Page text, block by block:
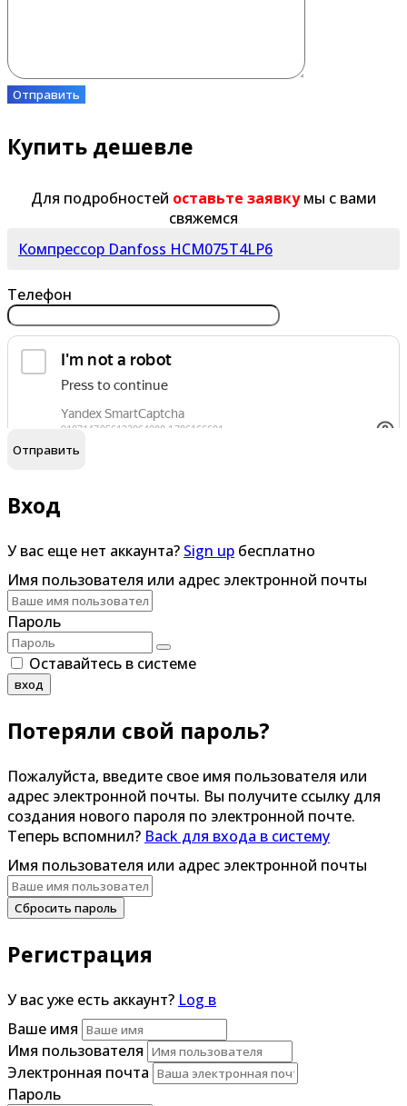
Отправить
Купить дешевле
Для подробностей оставьте заявкумы с вами
свяжемся
Компрессор Danfoss HCM075T4LP6
Телефон
Я согласен наобработку персональных данных
Вход
У вас еще нет аккаунта? Sign up бесплатно
Имя пользователя или адрес электронной почты
Пароль
Оставайтесь в системе
вход
Потеряли свой пароль?
Пожалуйста, введите свое имя пользователя или
адрес электронной почты. Вы получите ссылку для
создания нового пароля по электронной почте.
Теперь вспомнил? Back для входа в систему
Имя пользователя или адрес электронной почты
Сбросить пароль
Регистрация
У вас уже есть аккаунт? Log в
Ваше имя
Имя пользователя
Электронная почта
Пароль